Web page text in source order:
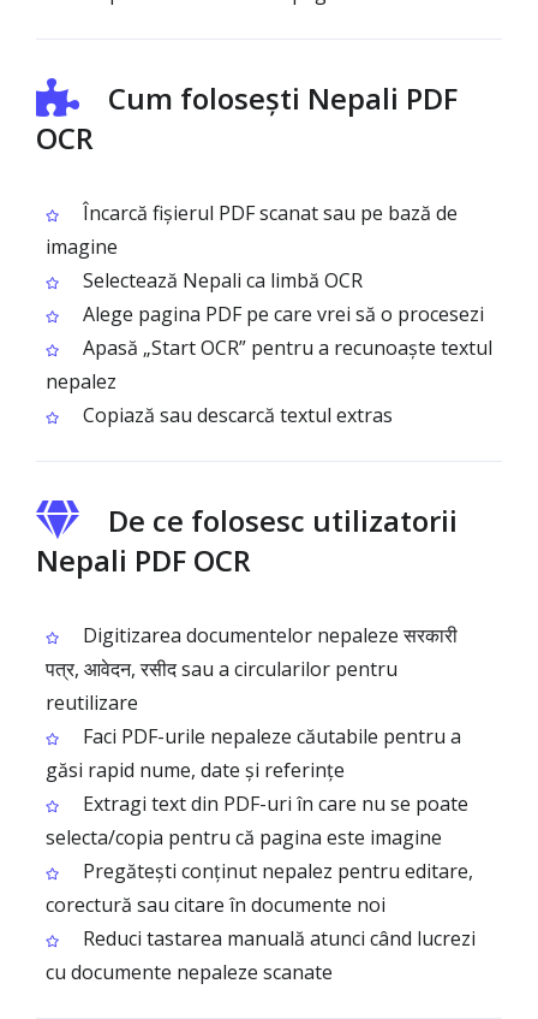
Cum folosești Nepali PDF
OCR
Încarcă fișierul PDF scanat sau pe bază de
imagine
Selectează Nepali ca limbă OCR
Alege pagina PDF pe care vrei să o procesezi
Apasă „Start OCR” pentru a recunoaște textul
nepalez
Copiază sau descarcă textul extras
De ce folosesc utilizatorii
Nepali PDF OCR
Digitizarea documentelor nepaleze सरकारी
पत्र, आवेदन, रसीद sau a circularilor pentru
reutilizare
Faci PDF-urile nepaleze căutabile pentru a
găsi rapid nume, date și referințe
Extragi text din PDF-uri în care nu se poate
selecta/copia pentru că pagina este imagine
Pregătești conținut nepalez pentru editare,
corectură sau citare în documente noi
Reduci tastarea manuală atunci când lucrezi
cu documente nepaleze scanate